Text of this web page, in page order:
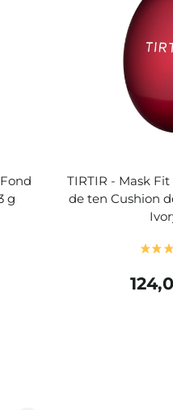
g
TIRTIR - Mask
de ten Cushion